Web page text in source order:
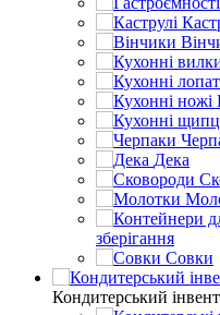
Дека
зберігання
Совки
Кондитерський